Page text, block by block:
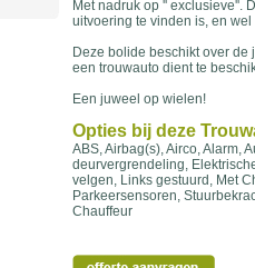
Met nadruk op '' exclusieve''.
uitvoering te vinden is, en
Deze bolide beschikt over
een trouwauto dient te
Een juweel op wielen!
Opties bij deze
ABS, Airbag(s), Airco, Alarm,
deurvergrendeling,
velgen, Links gestuurd, Met
Parkeersensoren,
Chauffeur